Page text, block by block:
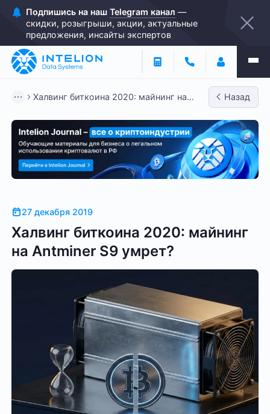
Подпишись на наш Telegram канал —
скидки, розыгрыши, акции, актуальные
предложения, инсайты экспертов
Халвинг биткоина 2020: майнинг на
Назад
27 декабря 2019
Халвинг биткоина 2020: майнинг
на Antminer S9 умрет?